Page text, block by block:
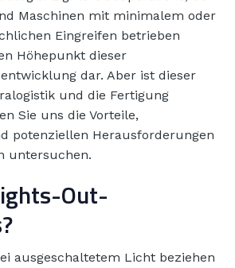
Maschinen mit minimalem oder
Eingreifen betrieben
Höhepunkt dieser
dar. Aber ist dieser
und die Fertigung
Sie uns die Vorteile,
potenziellen Herausforderungen
untersuchen.
Out-
ausgeschaltetem Licht beziehen